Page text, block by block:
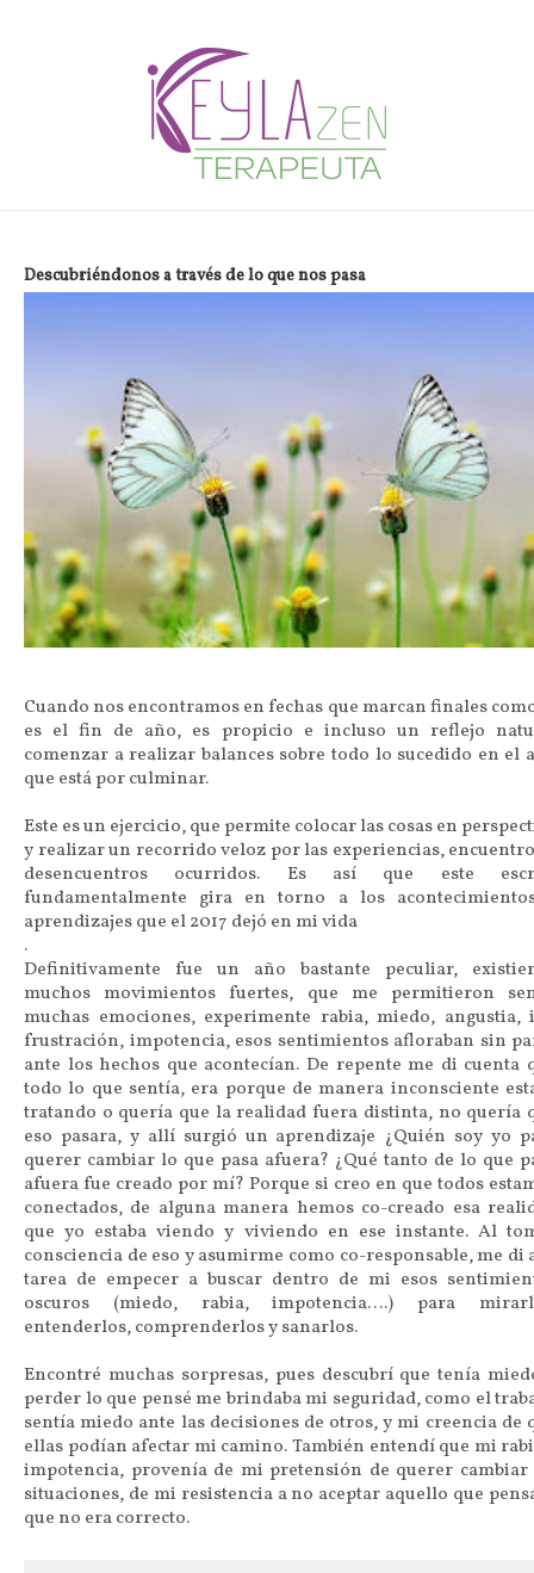
Descubriéndonos a través de lo que nos pasa
Cuando nos encontramos en fechas que marcan finales
es el fin de año, es propicio e incluso un reflejo
comenzar a realizar balances sobre todo lo sucedido en el
que está por culminar.
Este es un ejercicio, que permite colocar las cosas en
y realizar un recorrido veloz por las experiencias,
desencuentros ocurridos. Es así que este
fundamentalmente gira en torno a los
aprendizajes que el 2017 dejó en mi vida
.
Definitivamente fue un año bastante peculiar,
muchos movimientos fuertes, que me permitieron
muchas emociones, experimente rabia, miedo, angustia,
frustración, impotencia, esos sentimientos afloraban sin
ante los hechos que acontecían. De repente me di cuenta
todo lo que sentía, era porque de manera inconsciente
tratando o quería que la realidad fuera distinta, no quería
eso pasara, y allí surgió un aprendizaje ¿Quién soy yo
querer cambiar lo que pasa afuera? ¿Qué tanto de lo que
afuera fue creado por mí? Porque si creo en que todos
conectados, de alguna manera hemos co-creado esa
que yo estaba viendo y viviendo en ese instante. Al
consciencia de eso y asumirme como co-responsable, me di
tarea de empecer a buscar dentro de mi esos
oscuros (miedo, rabia, impotencia….) para
entenderlos, comprenderlos y sanarlos.
Encontré muchas sorpresas, pues descubrí que tenía
perder lo que pensé me brindaba mi seguridad, como el
sentía miedo ante las decisiones de otros, y mi creencia de
ellas podían afectar mi camino. También entendí que mi
impotencia, provenía de mi pretensión de querer cambiar
situaciones, de mi resistencia a no aceptar aquello que
que no era correcto.